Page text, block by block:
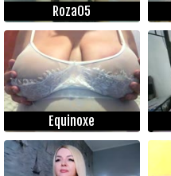
Roza05
Equinoxe